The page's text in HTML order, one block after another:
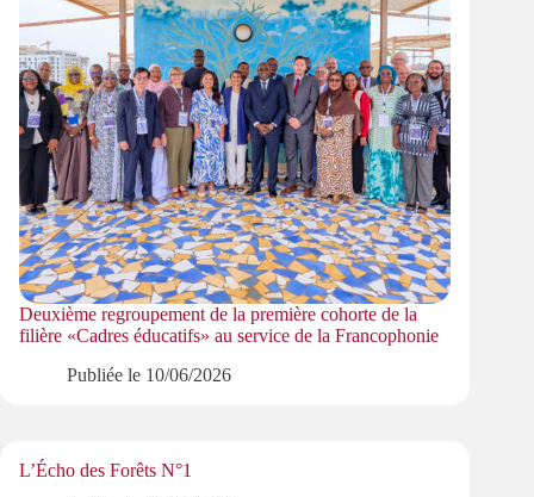
Deuxième regroupement de la première cohorte de la
filière «Cadres éducatifs» au service de la Francophonie
Publiée le 10/06/2026
L’Écho des Forêts N°1